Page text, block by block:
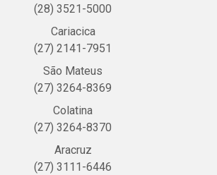
(28) 3521-5000
Cariacica
(27) 2141-7951
São Mateus
(27) 3264-8369
Colatina
(27) 3264-8370
Aracruz
(27) 3111-6446